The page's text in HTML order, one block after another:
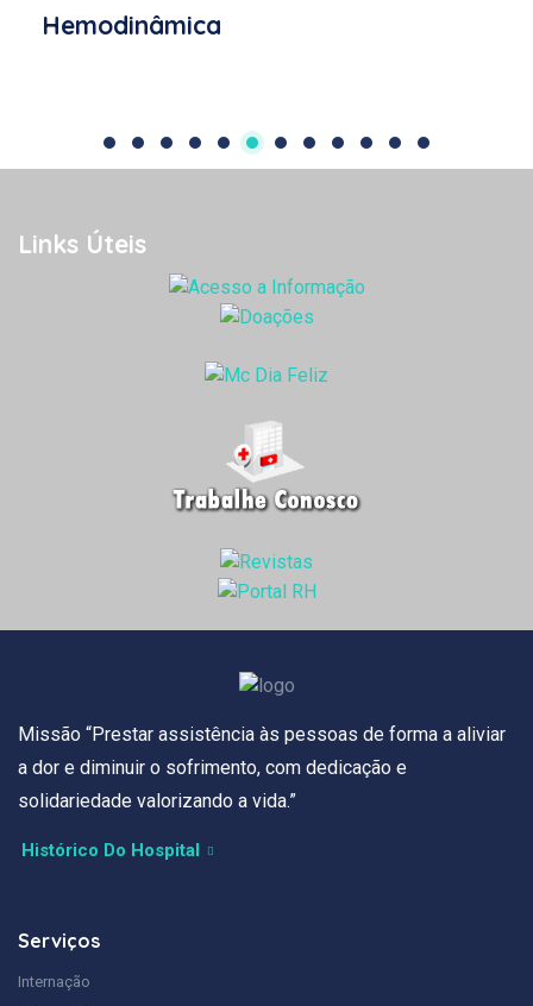
Laboratório
Links Úteis
Missão “Prestar assistência às pessoas de forma a aliviar
a dor e diminuir o sofrimento, com dedicação e
solidariedade valorizando a vida.”
Histórico Do Hospital
Serviços
Internação